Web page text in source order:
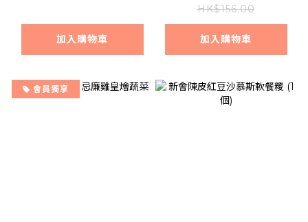
加入購物車
嚼較大且硬食材人士適
用
HK$156.00
加入購物車
會員獨享